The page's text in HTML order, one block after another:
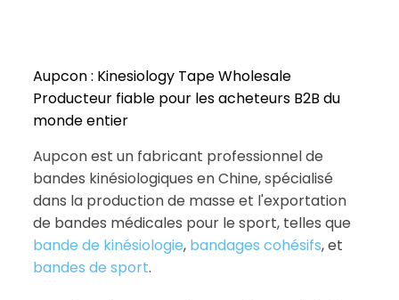
Aupcon : Kinesiology Tape Wholesale
Producteur fiable pour les acheteurs B2B du
monde entier
Aupcon est un fabricant professionnel de
bandes kinésiologiques en Chine, spécialisé
dans la production de masse et l'exportation
de bandes médicales pour le sport, telles que
bande de kinésiologie, bandages cohésifs, et
bandes de sport.